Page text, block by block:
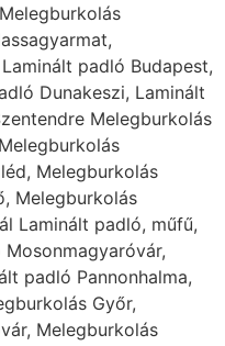
padló Budapest,
Dunakeszi, Laminált
Melegburkolás
Melegburkolás
Melegburkolás
Laminált padló, műfű,
padló Pannonhalma,
Győr,
Melegburkolás